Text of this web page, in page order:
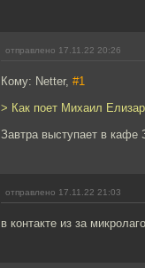
отправлено 17.11.22 20:26
Кому: Netter, #1
> Как поет Михаил
Завтра выступает в
отправлено 17.11.22 21:03
в контакте из за